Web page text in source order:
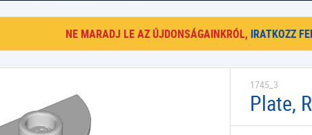
NE MARADJ LE AZ ÚJDONSÁGAINKRÓL, IRATKOZZ
1745_3
Plate,